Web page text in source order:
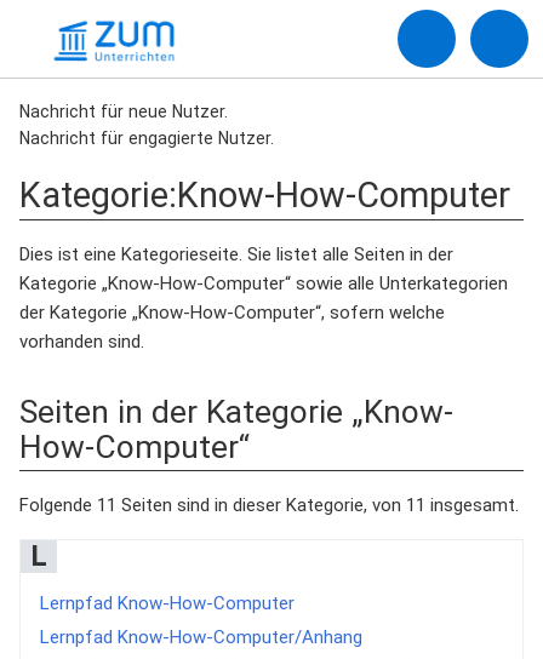
Nachricht für neue Nutzer.
Nachricht für engagierte Nutzer.
Kategorie:Know-How-Computer
Dies ist eine Kategorieseite. Sie listet alle Seiten in der
Kategorie „Know-How-Computer“ sowie alle Unterkategorien
der Kategorie „Know-How-Computer“, sofern welche
vorhanden sind.
Seiten in der Kategorie „Know-
How-Computer“
Folgende 11 Seiten sind in dieser Kategorie, von 11 insgesamt.
L
Lernpfad Know-How-Computer
Lernpfad Know-How-Computer/Anhang